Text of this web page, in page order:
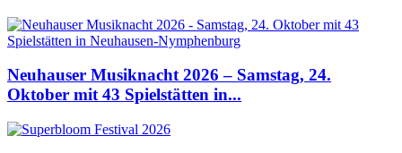
Neuhauser Musiknacht 2026 – Samstag, 24.
Oktober mit 43 Spielstätten in...